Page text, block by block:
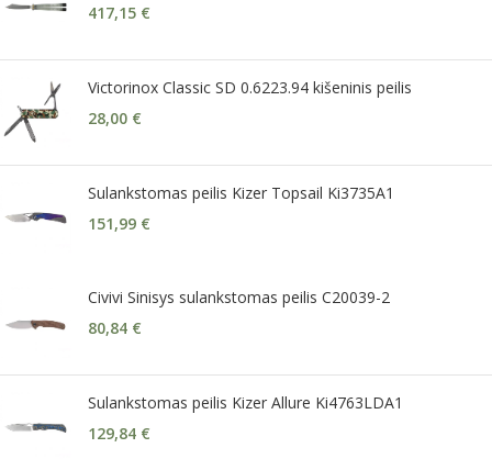
417,15 €
Victorinox Classic SD 0.6223.94 kišeninis peilis
28,00 €
Sulankstomas peilis Kizer Topsail Ki3735A1
151,99 €
Civivi Sinisys sulankstomas peilis C20039-2
80,84 €
Sulankstomas peilis Kizer Allure Ki4763LDA1
129,84 €